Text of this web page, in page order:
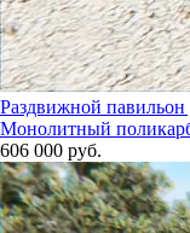
Раздвижной
Монолитный
606 000 руб.